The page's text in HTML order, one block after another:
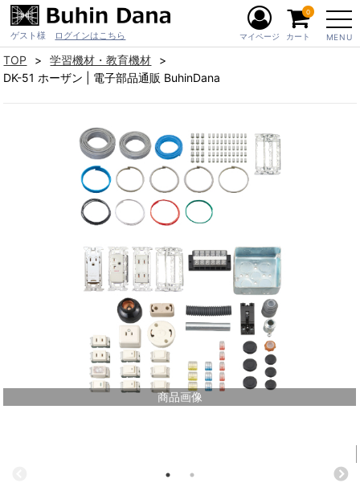
ゲスト様 ログインはこちら MENU
マイページ カート
0
TOP
学習機材・教育機材
DK-51 ホーザン | 電子部品通販 BuhinDana
商品画像